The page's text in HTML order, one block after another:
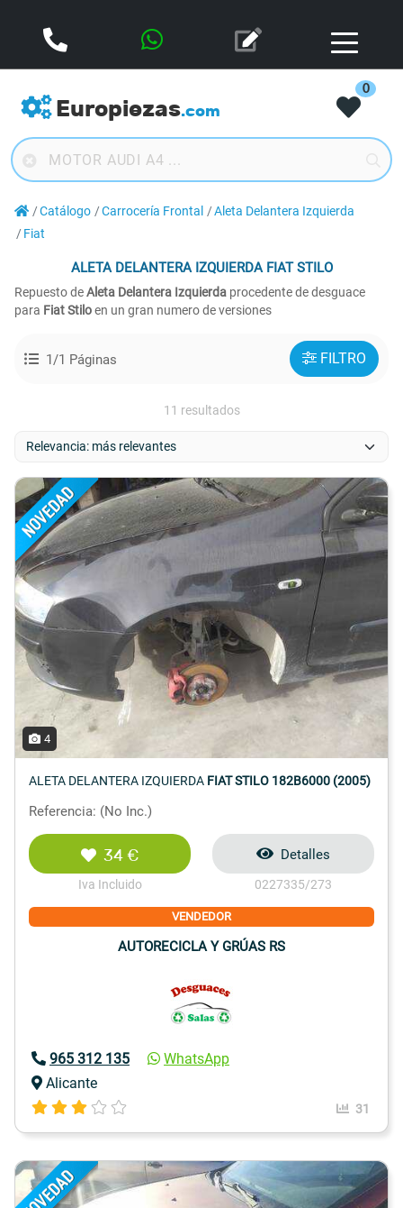
Europiezas.com
0
Catálogo Carrocería Frontal
Aleta Delantera Izquierda
Fiat
ALETA DELANTERA IZQUIERDAFIAT STILO
Repuesto deAleta Delantera Izquierda procedente de desguace
para Fiat Stiloen un gran numero de versiones
1/1 Páginas FILTRO
11 resultados
4
ALETA DELANTERA IZQUIERDA FIAT STILO 182B6000 (2005)
Referencia: (No Inc.)
34 €
Iva Incluido
Detalles
0227335/273
VENDEDOR
AUTORECICLA Y GRÚAS RS
965 312 135
WhatsApp
Alicante
31